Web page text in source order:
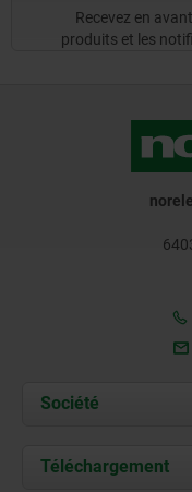
Recevez en
produits et les
Société
À propos de nous
Téléchargement